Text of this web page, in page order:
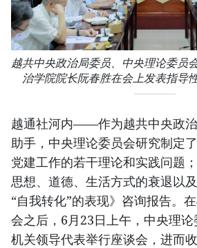
越共中央政治局委员、中央理论委员
治学院院长阮春胜在会上发表指导
越通社河内——作为越共中央政
助手，中央理论委员会研究制定
党建工作的若干理论和实践问题
思想、道德、生活方式的衰退以
“自我转化”的表现》咨询报告。
会之后，6月23日上午，中央理
机关领导代表举行座谈会，进而